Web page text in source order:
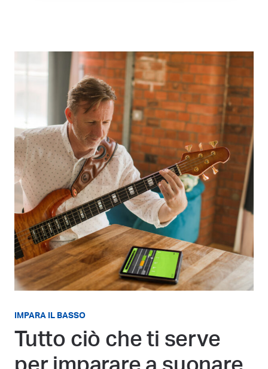
IMPARA IL BASSO
Tutto ciò che ti serve